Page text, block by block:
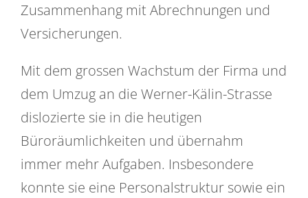
Zusammenhang mit Abrechnungen und
Versicherungen.
Mit dem grossen Wachstum der Firma und
dem Umzug an die Werner-Kälin-Strasse
dislozierte sie in die heutigen
Büroräumlichkeiten und übernahm
immer mehr Aufgaben. Insbesondere
konnte sie eine Personalstruktur sowie ein